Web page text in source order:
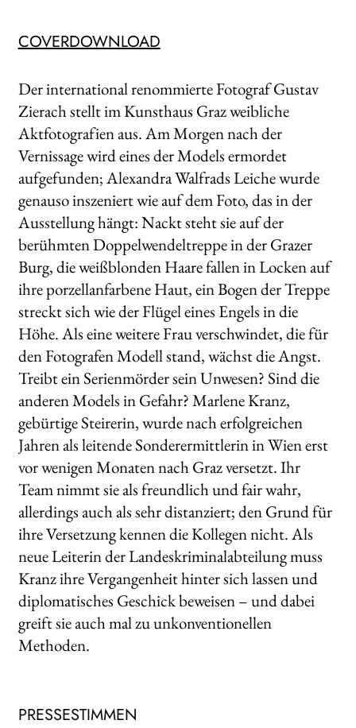
COVERDOWNLOAD
Der international renommierte Fotograf Gustav
Zierach stellt im Kunsthaus Graz weibliche
Aktfotografien aus. Am Morgen nach der
Vernissage wird eines der Models ermordet
aufgefunden; Alexandra Walfrads Leiche wurde
genauso inszeniert wie auf dem Foto, das in der
Ausstellung hängt: Nackt steht sie auf der
berühmten Doppelwendeltreppe in der Grazer
Burg, die weißblonden Haare fallen in Locken auf
ihre porzellanfarbene Haut, ein Bogen der Treppe
streckt sich wie der Flügel eines Engels in die
Höhe. Als eine weitere Frau verschwindet, die für
den Fotografen Modell stand, wächst die Angst.
Treibt ein Serienmörder sein Unwesen? Sind die
anderen Models in Gefahr? Marlene Kranz,
gebürtige Steirerin, wurde nach erfolgreichen
Jahren als leitende Sonderermittlerin in Wien erst
vor wenigen Monaten nach Graz versetzt. Ihr
Team nimmt sie als freundlich und fair wahr,
allerdings auch als sehr distanziert; den Grund für
ihre Versetzung kennen die Kollegen nicht. Als
neue Leiterin der Landeskriminalabteilung muss
Kranz ihre Vergangenheit hinter sich lassen und
diplomatisches Geschick beweisen – und dabei
greift sie auch mal zu unkonventionellen
Methoden.
PRESSESTIMMEN